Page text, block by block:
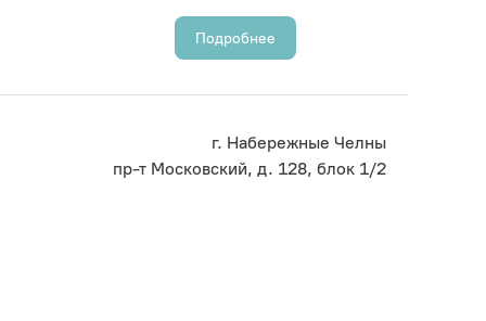
Подробнее
г. Набережные Челны
пр-т Московский, д. 128, блок 1/2